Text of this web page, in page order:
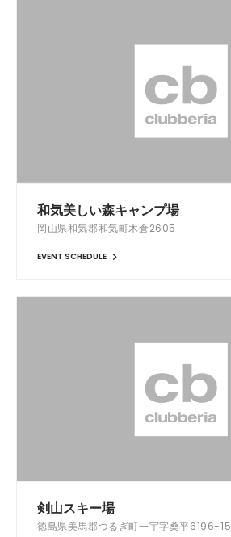
和気美しい森キャンプ場
岡山県和気郡和気町木倉2605
EVENT SCHEDULE
剣山スキー場
徳島県美馬郡つるぎ町一宇字桑平6196-15